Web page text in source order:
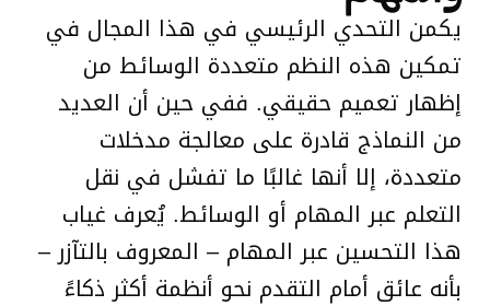
يكمن التحدي الرئيسي في هذا المجال في
تمكين هذه النظم متعددة الوسائط من
إظهار تعميم حقيقي. ففي حين أن العديد
من النماذج قادرة على معالجة مدخلات
متعددة، إلا أنها غالبًا ما تفشل في نقل
التعلم عبر المهام أو الوسائط. يُعرف غياب
هذا التحسين عبر المهام – المعروف بالتآزر –
بأنه عائق أمام التقدم نحو أنظمة أكثر ذكاءً